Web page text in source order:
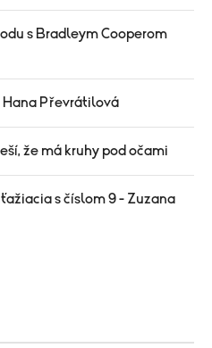
s Bradleym Cooperom
Hana Převrátilová
že má kruhy pod očami
s číslom 9 - Zuzana